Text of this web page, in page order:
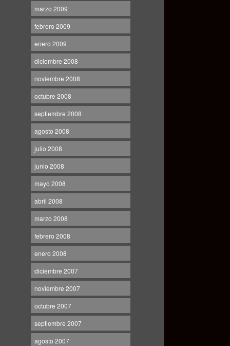
marzo 2009
febrero 2009
enero 2009
diciembre 2008
noviembre 2008
octubre 2008
septiembre 2008
agosto 2008
julio 2008
junio 2008
mayo 2008
abril 2008
marzo 2008
febrero 2008
enero 2008
diciembre 2007
noviembre 2007
octubre 2007
septiembre 2007
agosto 2007